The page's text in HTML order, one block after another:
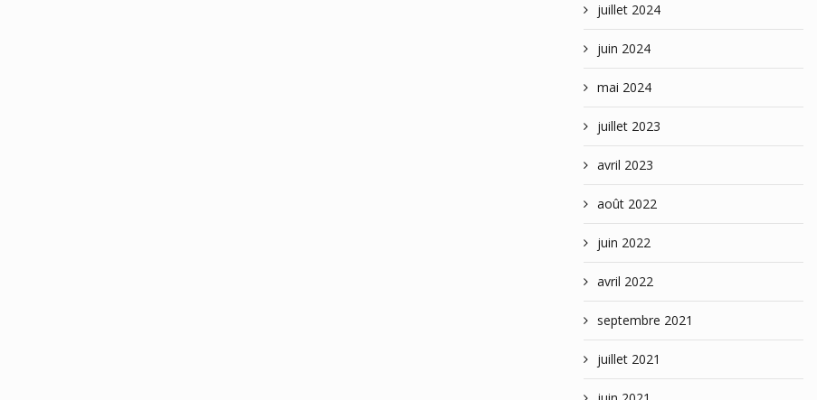
juillet 2024
juin 2024
mai 2024
juillet 2023
avril 2023
août 2022
juin 2022
avril 2022
septembre 2021
juillet 2021